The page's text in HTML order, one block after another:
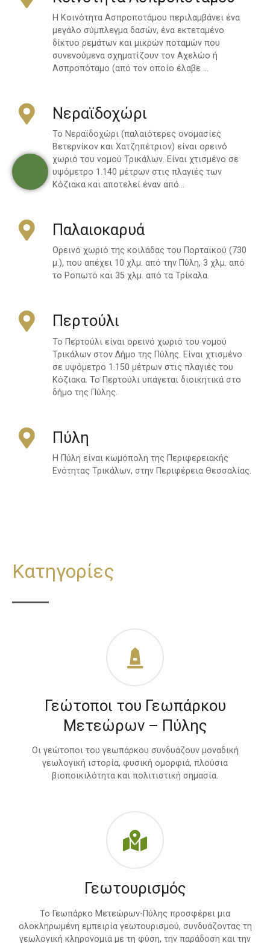
Η Κοινότητα Ασπροποτάμου περιλαμβάνει ένα
μεγάλο σύμπλεγμα δασών, ένα εκτεταμένο
δίκτυο ρεμάτων και μικρών ποταμών που
συνενούμενα σχηματίζουν τον Αχελώο ή
Ασπροπόταμο (από τον οποίο έλαβε …
Νεραϊδοχώρι
Το Νεραϊδοχώρι (παλαιότερες ονομασίες
Βετερνίκον και Χατζηπέτριον) είναι ορεινό
χωριό του νομού Τρικάλων. Είναι χτισμένο σε
υψόμετρο 1.140 μέτρων στις πλαγιές των
Κόζιακα και αποτελεί έναν από…
Παλαιοκαρυά
Ορεινό χωριό της κοιλάδας του Πορταϊκού (730
μ.), που απέχει 10 χλμ. από την Πύλη, 3 χλμ. από
το Ροπωτό και 35 χλμ. από τα Τρίκαλα.
Περτούλι
Το Περτούλι είναι ορεινό χωριό του νομού
Τρικάλων στον Δήμο της Πύλης. Είναι χτισμένο
σε υψόμετρο 1.150 μέτρων στις πλαγιές του
Κόζιακα. Το Περτούλι υπάγεται διοικητικά στο
δήμο της Πύλης.
Πύλη
Η Πύλη είναι κωμόπολη της Περιφερειακής
Ενότητας Τρικάλων, στην Περιφέρεια Θεσσαλίας.
Κατηγορίες
Γεώτοποι του Γεωπάρκου
Μετεώρων – Πύλης
Οι γεώτοποι του γεωπάρκου συνδυάζουν μοναδική
γεωλογική ιστορία, φυσική ομορφιά, πλούσια
βιοποικιλότητα και πολιτιστική σημασία.
Γεωτουρισμός
Το Γεωπάρκο Μετεώρων-Πύλης προσφέρει μια
ολοκληρωμένη εμπειρία γεωτουρισμού, συνδυάζοντας τη
γεωλογική κληρονομιά με τη φύση, την παράδοση και την